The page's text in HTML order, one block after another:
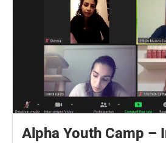
Alpha Youth Camp –